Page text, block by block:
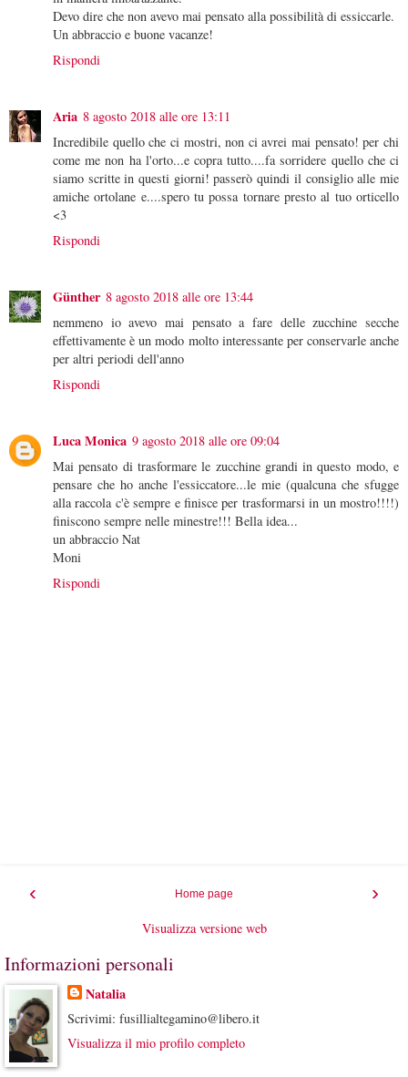
Devo dire che non avevo mai pensato alla possibilità di essiccarle.
Un abbraccio e buone vacanze!
Rispondi
Aria 8 agosto 2018 alle ore 13:11
Incredibile quello che ci mostri, non ci avrei mai pensato! per chi
come me non ha l'orto...e copra tutto....fa sorridere quello che ci
siamo scritte in questi giorni! passerò quindi il consiglio alle mie
amiche ortolane e....spero tu possa tornare presto al tuo orticello
<3
Rispondi
Günther 8 agosto 2018 alle ore 13:44
nemmeno io avevo mai pensato a fare delle zucchine secche
effettivamente è un modo molto interessante per conservarle anche
per altri periodi dell'anno
Rispondi
Luca Monica 9 agosto 2018 alle ore 09:04
Mai pensato di trasformare le zucchine grandi in questo modo, e
pensare che ho anche l'essiccatore...le mie (qualcuna che sfugge
alla raccola c'è sempre e finisce per trasformarsi in un mostro!!!!)
finiscono sempre nelle minestre!!! Bella idea...
un abbraccio Nat
Moni
Rispondi
‹ ›
Home page
Visualizza versione web
Informazioni personali
Natalia
Scrivimi: fusillialtegamino@libero.it
Visualizza il mio profilo completo